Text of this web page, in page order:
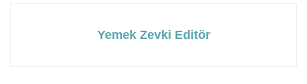
Yemek Zevki Editör